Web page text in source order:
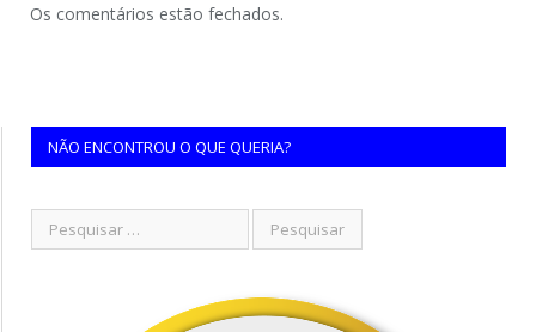
Os comentários estão fechados.
NÃO ENCONTROU O QUE QUERIA?